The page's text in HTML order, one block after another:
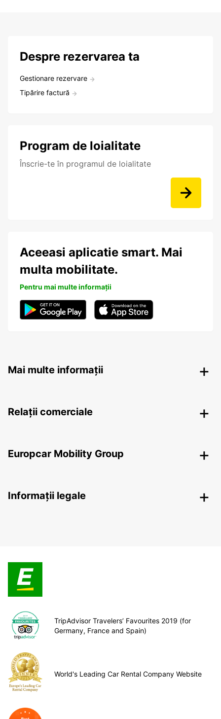
Despre rezervarea ta
Gestionare rezervare
Tipărire factură
Program de loialitate
Înscrie-te în programul de loialitate
Aceeasi aplicatie smart. Mai
multa mobilitate.
Pentru mai multe informații
Mai multe informații
Relații comerciale
Europcar Mobility Group
Informații legale
TripAdvisor Travelers’ Favourites 2019 (for
Germany, France and Spain)
World's Leading Car Rental Company Website